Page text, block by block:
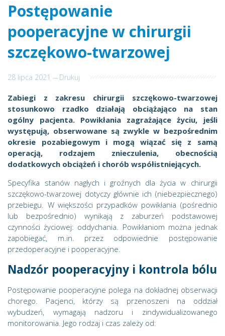
Postępowanie
pooperacyjne w chirurgii
szczękowo-twarzowej
28 lipca 2021--- Drukuj
Zabiegi z zakresu chirurgii szczękowo-twarzowej
stosunkowo rzadko działają obciążająco na stan
ogólny pacjenta. Powikłania zagrażające życiu, jeśli
występują, obserwowane są zwykle w bezpośrednim
okresie pozabiegowym i mogą wiązać się z samą
operacją, rodzajem znieczulenia, obecnością
dodatkowych obciążeń i chorób współistniejących.
Specyfika stanów nagłych i groźnych dla życia w chirurgii
szczękowo-twarzowej dotyczy głównie ich (niebezpiecznego)
przebiegu. W większości przypadków powikłania (pośrednio
lub bezpośrednio) wynikają z zaburzeń podstawowej
czynności życiowej: oddychania. Powikłaniom można jednak
zapobiegać, m.in. przez odpowiednie postępowanie
przedoperacyjne i pooperacyjne.
Nadzór pooperacyjny i kontrola bólu
Postępowanie pooperacyjne polega na dokładnej obserwacji
chorego. Pacjenci, którzy są przenoszeni na oddział
wybudzeń, wymagają nadzoru i zindywidualizowanego
monitorowania. Jego rodzaj i czas zależy od: